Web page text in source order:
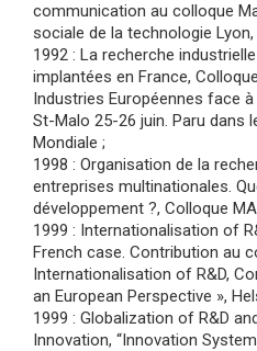
communication au colloque
sociale de la technologie
1992 : La recherche
implantées en France,
Industries Européennes face
St-Malo 25-26 juin. Paru dans
Mondiale ;
1998 : Organisation de la
entreprises multinationales.
développement ?, Colloque
1999 : Internationalisation of
French case. Contribution au
Internationalisation of R&D,
an European Perspective »,
1999 : Globalization of R&D
Innovation, “Innovation